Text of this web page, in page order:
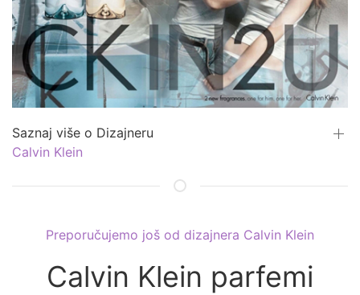
Saznaj više o Dizajneru
Calvin Klein
Preporučujemo još od dizajnera Calvin Klein
Calvin Klein parfemi